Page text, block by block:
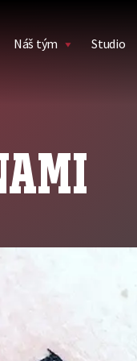
Náš tým Studio